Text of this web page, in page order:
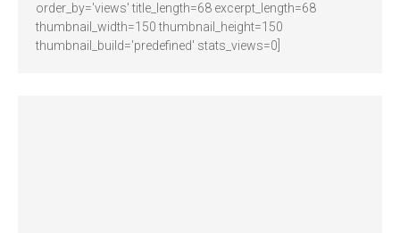
order_by='views' title_length=68 excerpt_length=68
thumbnail_width=150 thumbnail_height=150
thumbnail_build='predefined' stats_views=0]